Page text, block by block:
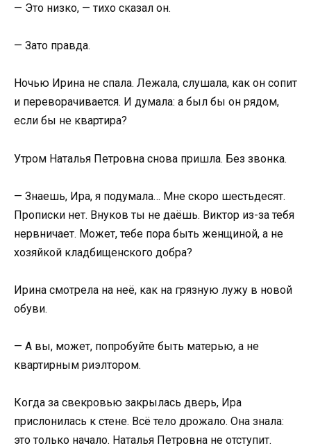
— Это низко, — тихо сказал он.
— Зато правда.
Ночью Ирина не спала. Лежала, слушала, как он сопит
и переворачивается. И думала: а был бы он рядом,
если бы не квартира?
Утром Наталья Петровна снова пришла. Без звонка.
— Знаешь, Ира, я подумала… Мне скоро шестьдесят.
Прописки нет. Внуков ты не даёшь. Виктор из-за тебя
нервничает. Может, тебе пора быть женщиной, а не
хозяйкой кладбищенского добра?
Ирина смотрела на неё, как на грязную лужу в новой
обуви.
— А вы, может, попробуйте быть матерью, а не
квартирным риэлтором.
Когда за свекровью закрылась дверь, Ира
прислонилась к стене. Всё тело дрожало. Она знала:
это только начало. Наталья Петровна не отступит.